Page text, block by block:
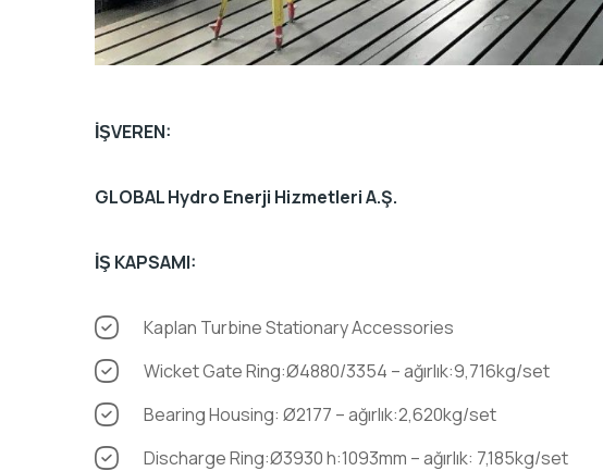
İŞVEREN:
GLOBAL Hydro Enerji Hizmetleri A.Ş.
İŞ KAPSAMI:
Kaplan Turbine Stationary Accessories
Wicket Gate Ring:Ø4880/3354 – ağırlık:9,716kg/set
Bearing Housing: Ø2177 – ağırlık:2,620kg/set
Discharge Ring:Ø3930 h:1093mm – ağırlık: 7,185kg/set